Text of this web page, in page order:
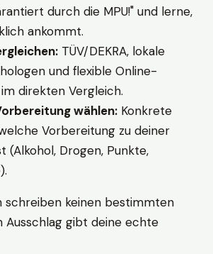
durch die MPU!" und lerne,
ankommt.
TÜV/DEKRA, lokale
und flexible Online-
direkten Vergleich.
wählen: Konkrete
Vorbereitung zu deiner
(Alkohol, Drogen, Punkte,
schreiben keinen bestimmten
gibt deine echte